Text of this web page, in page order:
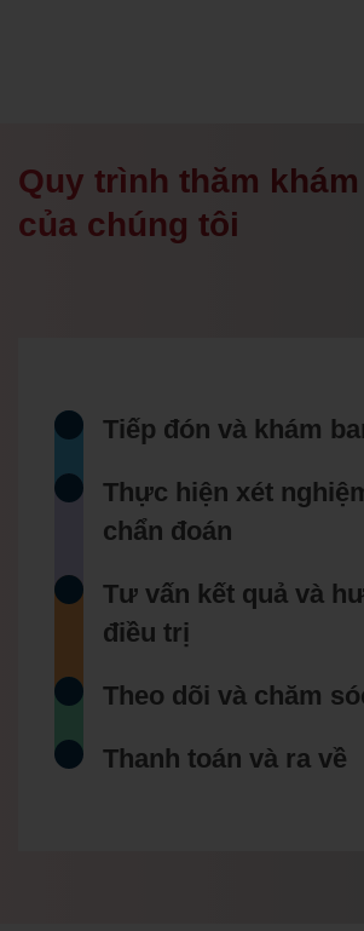
Quy trình thăm khám
của chúng tôi
Tiếp đón và khám
Thực hiện xét
chẩn đoán
Tư vấn kết quả và
điều trị
Theo dõi và chăm
Thanh toán và ra về